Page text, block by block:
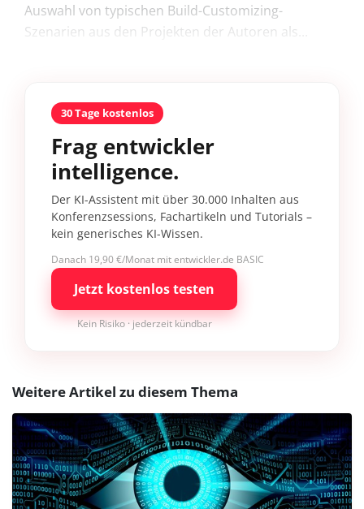
Auswahl von typischen Build-Customizing-
Szenarien aus den Projekten der Autoren als...
30 Tage kostenlos
Frag entwickler
intelligence.
Der KI-Assistent mit über 30.000 Inhalten aus
Konferenzsessions, Fachartikeln und Tutorials –
kein generisches KI-Wissen.
Danach 19,90 €/Monat mit entwickler.de BASIC
Jetzt kostenlos testen
Kein Risiko · jederzeit kündbar
Weitere Artikel zu diesem Thema